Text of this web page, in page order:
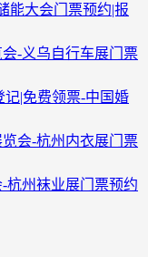
能大会门票预约|报
-义乌自行车展门票
记|免费领票-中国婚
会-杭州内衣展门票
杭州袜业展门票预约